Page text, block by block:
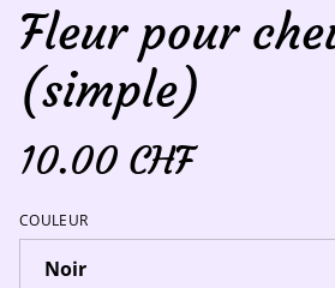
Fleur pour
(simple)
10.00 CHF
COULEUR